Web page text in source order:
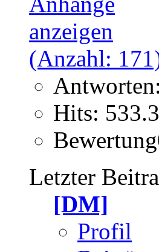
Antworten:
Hits:
Letzter
[DM]
Profil